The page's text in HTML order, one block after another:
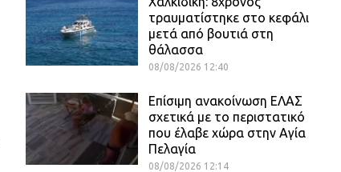
τραυματίστηκε στο κεφάλι
μετά από βουτιά στη
θάλασσα
08/08/2026 12:40
Επίσιμη ανακοίνωση ΕΛΑΣ
σχετικά με το περιστατικό
που έλαβε χώρα στην Αγία
Πελαγία
08/08/2026 12:14